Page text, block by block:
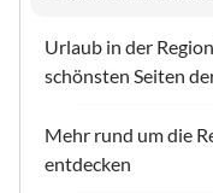
Urlaub in der
schönsten Seiten
Mehr rund um die
entdecken